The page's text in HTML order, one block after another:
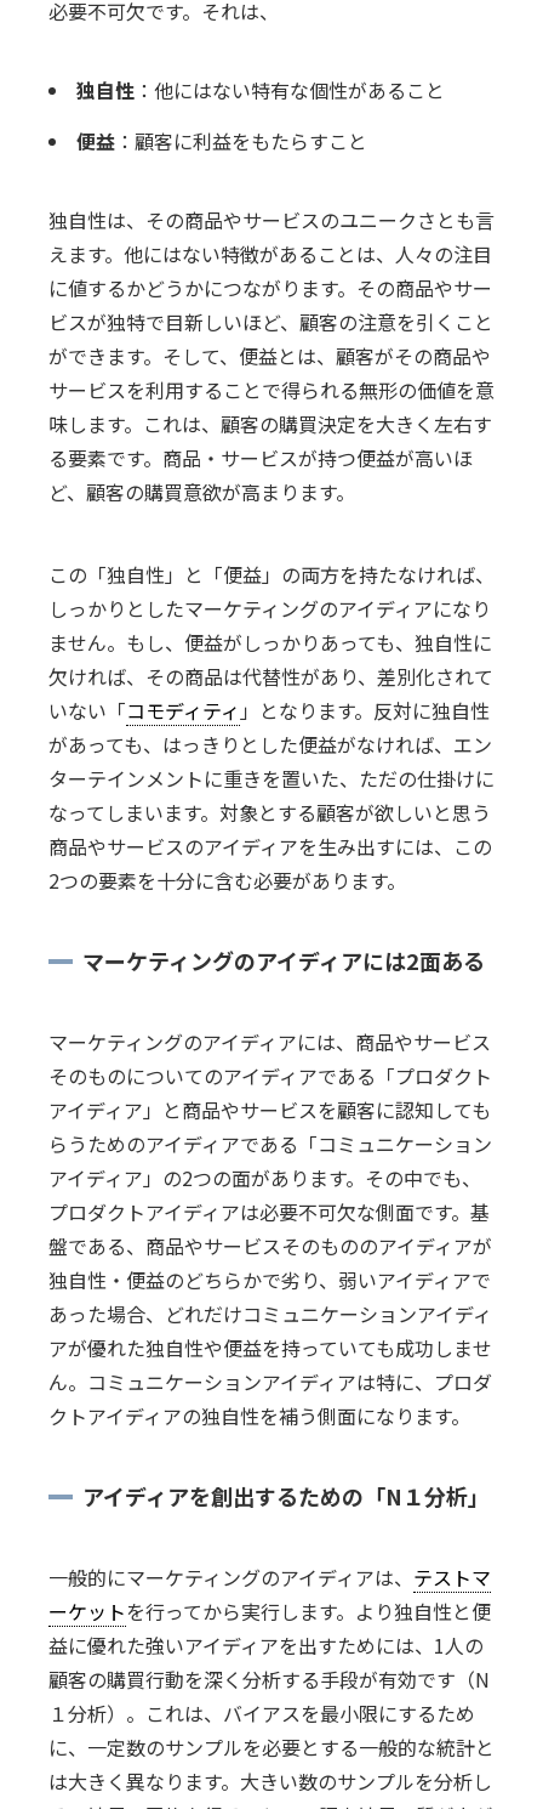
必要不可欠です。それは、
独自性 ：他にはない特有な個性があること
便益 ：顧客に利益をもたらすこと
独自性は、その商品やサービスのユニークさとも言
えます。他にはない特徴があることは、人々の注目
に値するかどうかにつながります。その商品やサー
ビスが独特で目新しいほど、顧客の注意を引くこと
ができます。そして、便益とは、顧客がその商品や
サービスを利用することで得られる無形の価値を意
味します。これは、顧客の購買決定を大きく左右す
る要素です。商品・サービスが持つ便益が高いほ
ど、顧客の購買意欲が高まります。
この「独自性」と「便益」の両方を持たなければ、
しっかりとしたマーケティングのアイディアになり
ません。もし、便益がしっかりあっても、独自性に
欠ければ、その商品は代替性があり、差別化されて
いない「コモディティ 」となります。反対に独自性
があっても、はっきりとした便益がなければ、エン
ターテインメントに重きを置いた、ただの仕掛けに
なってしまいます。対象とする顧客が欲しいと思う
商品やサービスのアイディアを生み出すには、この
2つの要素を十分に含む必要があります。
マーケティングのアイディアには2面ある
マーケティングのアイディアには、商品やサービス
そのものについてのアイディアである「プロダクト
アイディア」と商品やサービスを顧客に認知しても
らうためのアイディアである「コミュニケーション
アイディア」の2つの面があります。その中でも、
プロダクトアイディアは必要不可欠な側面です。基
盤である、商品やサービスそのもののアイディアが
独自性・便益のどちらかで劣り、弱いアイディアで
あった場合、どれだけコミュニケーションアイディ
アが優れた独自性や便益を持っていても成功しませ
ん。コミュニケーションアイディアは特に、プロダ
クトアイディアの独自性を補う側面になります。
アイディアを創出するための「N１分析」
一般的にマーケティングのアイディアは、 テストマ
ーケットを行ってから実行します。より独自性と便
益に優れた強いアイディアを出すためには、1人の
顧客の購買行動を深く分析する手段が有効です（N
１分析）。これは、バイアスを最小限にするため
に、一定数のサンプルを必要とする一般的な統計と
は大きく異なります。大きい数のサンプルを分析し